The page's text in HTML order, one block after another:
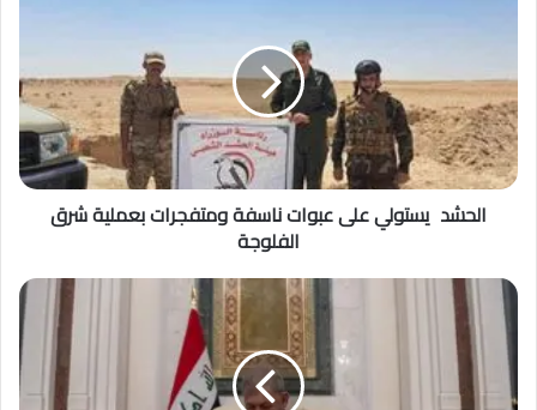
الحشد يستولي على عبوات ناسفة ومتفجرات بعملية شرق
الفلوجة